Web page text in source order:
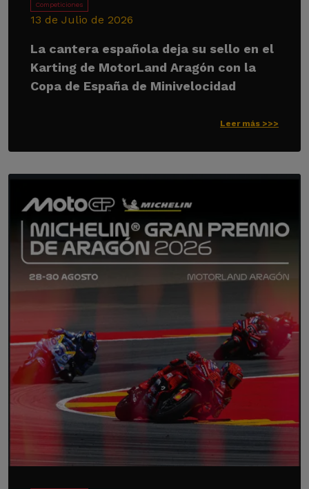
Competiciones
13 de Julio de 2026
La cantera española deja su sello en el
Karting de MotorLand Aragón con la
Copa de España de Minivelocidad
Leer más >>>